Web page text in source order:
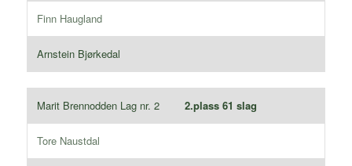
Finn Haugland
Arnstein Bjørkedal
Marit Brennodden Lag nr. 2 2.plass 61 slag
Tore Naustdal